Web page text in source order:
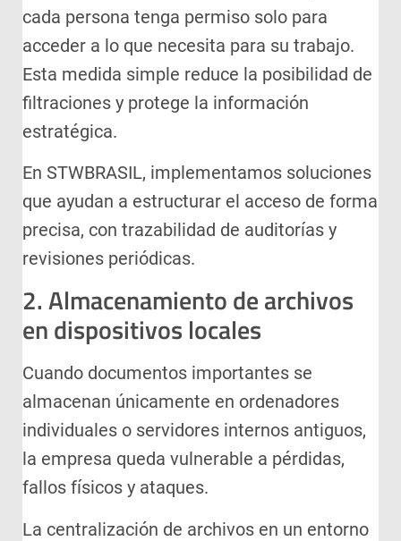
cada persona tenga permiso solo para
acceder a lo que necesita para su trabajo.
Esta medida simple reduce la posibilidad de
filtraciones y protege la información
estratégica.
En STWBRASIL, implementamos soluciones
que ayudan a estructurar el acceso de forma
precisa, con trazabilidad de auditorías y
revisiones periódicas.
2. Almacenamiento de archivos
en dispositivos locales
Cuando documentos importantes se
almacenan únicamente en ordenadores
individuales o servidores internos antiguos,
la empresa queda vulnerable a pérdidas,
fallos físicos y ataques.
La centralización de archivos en un entorno